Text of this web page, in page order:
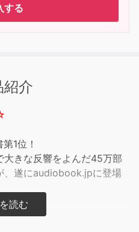
する
紹介
1位！
大きな反響をよんだ45万部
、遂にaudiobook.jpに登場
きちんと学べば誰でも身に